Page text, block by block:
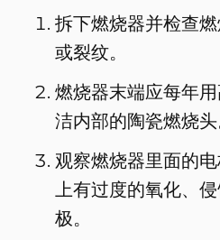
拆下燃烧器并检查
或裂纹。
燃烧器末端应每年
洁内部的陶瓷燃烧头
观察燃烧器里面的
上有过度的氧化、
极。